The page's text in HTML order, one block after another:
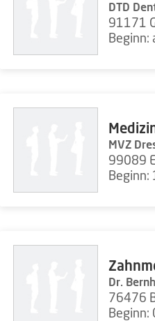
DTD
91171
Beginn:
MVZ
99089
Dr.
76476